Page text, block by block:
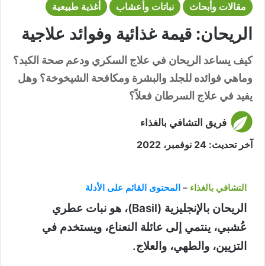
مقالات وأبحاث نباتات وأعشاب أغذية طبيعية
الريحان: قيمة غذائية وفوائد علاجية
كيف يساعد الريحان في علاج السكري ودعم صحة الكبد؟
وماهي فوائده للجلد والبشرة ومكافحة الشيخوخة؟ وهل
يفيد في علاج السرطان فعلاً؟
فريق التشافي بالغذاء
آخر تحديث: 24 نوفمبر، 2022
التشافي بالغذاء – المحتوى القائم على الأدلة
الريحان بالإنجليزية (Basil)، هو نبات عطري
عُشبي، ينتمي إلى عائلة النعناع، ويستخدم في
التزيين، والطهي، والعلاج.